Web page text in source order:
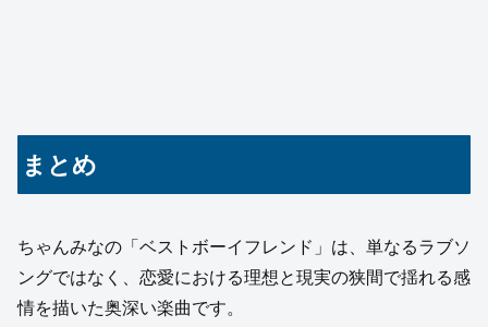
まとめ
ちゃんみなの「ベストボーイフレンド」は、単なるラブソ
ングではなく、恋愛における理想と現実の狭間で揺れる感
情を描いた奥深い楽曲です。